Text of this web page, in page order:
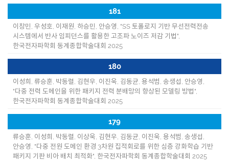
181
이창민, 우성호, 이재원, 하승민, 안승영, "SS 토폴로지 기반 무선전력전송
시스템에서 반사 임피던스를 활용한 고조파 노이즈 저감 기법",
한국전자파학회 동계종합학술대회 2025
180
이성희, 류승훈, 박동렬, 김현우, 이진욱, 김동균, 용석범, 송생섭, 안승영,
"다중 전력 도메인을 위한 패키지 전력 분배망의 향상된 모델링 방법",
한국전자파학회 동계종합학술대회 2025
179
류승훈, 이성희, 박동렬, 이상욱, 김현우, 김동균, 이진욱, 용석범, 송생섭,
안승영, "다중 전원 도메인 환경 3차원 집적회로를 위한 심층 강화학습 기반
패키지 기판 비아 배치 최적화", 한국전자파학회 동계종합학술대회 2025